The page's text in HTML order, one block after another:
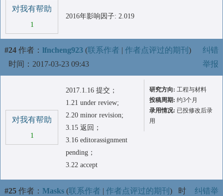
对我有帮助
1
2016年影响因子: 2.019
#24 作者： lfncheng923 (联系作者 | 作者点评过的期刊 )
时间：2017-03-23 09:43
纠错
举报
对我有帮助
1
2017.1.16 提交；
1.21 under review;
2.20 minor revision;
3.15 返回；
3.16 editorassignment
pending；
3.22 accept
研究方向: 工程与材料
投稿周期: 约3个月
录用情况: 已投修改后录
用
#25 作者： Masks (联系作者 | 作者点评过的期刊 ) 时
纠错举